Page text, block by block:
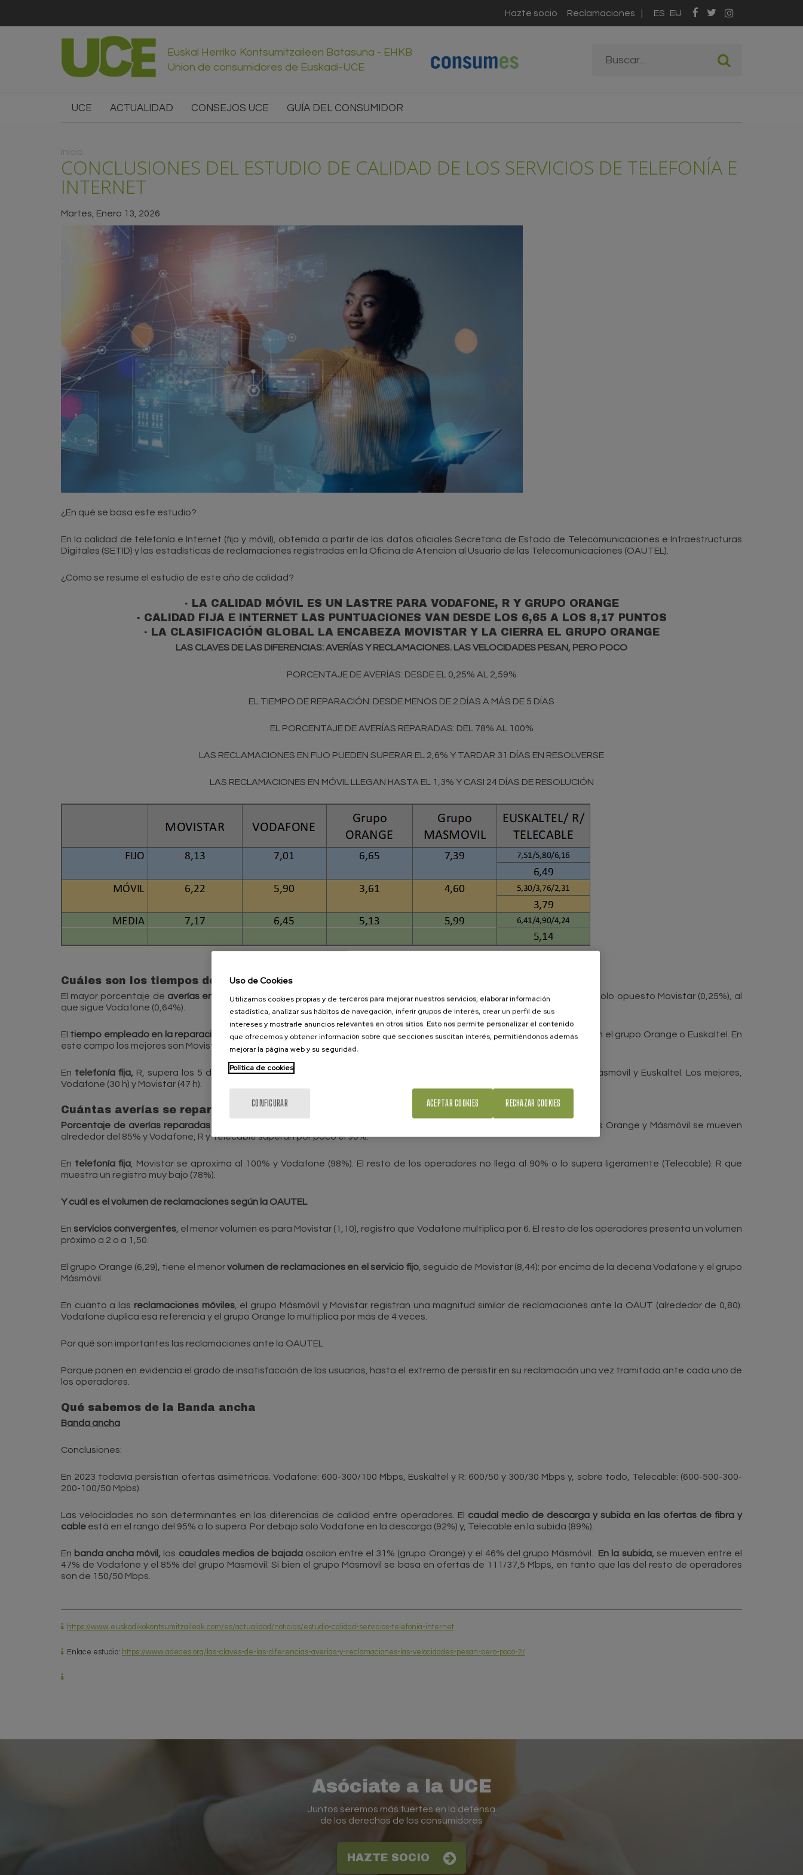
ES EU
Hazte socio Reclamaciones
Euskal Herriko Kontsumitzaileen Batasuna - EHKB
Union de consumidores de Euskadi-UCE
búsqueda
UCE ACTUALIDAD CONSEJOS UCE GUÍA DEL CONSUMIDOR
Usted está aquí
Inicio
CONCLUSIONES DEL ESTUDIO DE CALIDAD DE LOS SERVICIOS DE TELEFONÍA E
INTERNET
Martes, Enero 13, 2026
¿En qué se basa este estudio?
En la calidad de telefonía e Internet (fijo y móvil), obtenida a partir de los datos oficiales Secretaria de Estado de Telecomunicaciones e Infraestructuras
Digitales (SETID) y las estadísticas de reclamaciones registradas en la Oficina de Atención al Usuario de las Telecomunicaciones (OAUTEL).
¿Cómo se resume el estudio de este año de calidad?
· LA CALIDAD MÓVIL ES UN LASTRE PARA VODAFONE, R Y GRUPO ORANGE
· CALIDAD FIJA E INTERNET LAS PUNTUACIONES VAN DESDE LOS 6,65 A LOS 8,17 PUNTOS
· LA CLASIFICACIÓN GLOBAL LA ENCABEZA MOVISTAR Y LA CIERRA EL GRUPO ORANGE
LAS CLAVES DE LAS DIFERENCIAS: AVERÍAS Y RECLAMACIONES. LAS VELOCIDADES PESAN, PERO POCO
PORCENTAJE DE AVERÍAS: DESDE EL 0,25% AL 2,59%
EL TIEMPO DE REPARACIÓN: DESDE MENOS DE 2 DÍAS A MÁS DE 5 DÍAS
EL PORCENTAJE DE AVERÍAS REPARADAS: DEL 78% AL 100%
LAS RECLAMACIONES EN FIJO PUEDEN SUPERAR EL 2,6% Y TARDAR 31 DÍAS EN RESOLVERSE
LAS RECLAMACIONES EN MÓVIL LLEGAN HASTA EL 1,3% Y CASI 24 DÍAS DE RESOLUCIÓN
Cuáles son los tiempos de reparación de averías
El mayor porcentaje de averías en Internetes para Telecable (2,59%), seguido muy de cerca por Euskaltel (2,54%). En el polo opuesto Movistar (0,25%), al
que sigue Vodafone (0,64%).
El tiempo empleado en la reparación de averíasenInternet,los tiempos pueden superar las 100 h (4 días), como ocurre con el grupo Orange o Euskaltel. En
este campo los mejores son Movistar (46 h) y Telecable (52 h).
En telefonía fija, R, supera los 5 días (130 h) y el grupo Orange se acerca a ellos (113 h)
Cerca de los 4 días el grupo Másmóvil y Euskaltel. Los mejores,
Vodafone (30 h) y Movistar (47 h).
Cuántas averías se reparan en el plazo que dice el operador
Porcentaje de averías reparadas en el tiempo objetivo en Internet
: Movistar se aproxima al 100%, Euskaltel y los grupos Orange y Másmóvil se mueven
alrededor del 85% y Vodafone, R y Telecable superan por poco el 90%.
En telefonía fija , Movistar se aproxima al 100% y Vodafone (98%). El resto de los operadores no llega al 90% o lo supera ligeramente (Telecable). R que
muestra un registro muy bajo (78%).
Y cuál es el volumen de reclamaciones según la OAUTEL
Enservicios convergentes , el menor volumen es para Movistar (1,10), registro que Vodafone multiplica por 6. El resto de los operadores presenta un volumen
próximo a 2 o a 1,50.
El grupo Orange (6,29), tiene el menorvolumen de reclamaciones en el servicio fijo, seguido de Movistar (8,44); por encima de la decena Vodafone y el grupo
Másmóvil.
En cuanto a las reclamaciones móviles, el grupo Másmóvil y Movistar registran una magnitud similar de reclamaciones ante la OAUT (alrededor de 0,80).
Vodafone duplica esa referencia y el grupo Orange lo multiplica por más de 4 veces.
Por qué son importantes las reclamaciones ante la OAUTEL
Porque ponen en evidencia el grado de insatisfacción de los usuarios, hasta el extremo de persistir en su reclamación una vez tramitada ante cada uno de
los operadores.
Qué sabemos de la Banda ancha
Banda ancha
Conclusiones:
En 2023 todavía persistían ofertas asimétricas. Vodafone: 600-300/100 Mbps, Euskaltel y R: 600/50 y 300/30 Mbps y, sobre todo, Telecable: (600-500-300-
200-100/50 Mpbs).
Las velocidades no son determinantes en las diferencias de calidad entre operadores. El caudal medio de descarga y subida en las ofertas de fibra y
cable está en el rango del 95% o lo supera. Por debajo solo Vodafone en la descarga (92%) y, Telecable en la subida (89%).
En banda ancha móvil, los caudales medios de bajada oscilan entre el 31% (grupo Orange) y el 46% del grupo Másmóvil. En la subida, se mueven entre el
47% de Vodafone y el 85% del grupo Másmóvil. Si bien el grupo Másmóvil se basa en ofertas de 111/37,5 Mbps, en tanto que las del resto de operadores
son de 150/50 Mbps.
https://www.euskadikokontsumitzaileak.com/es/actualidad/noticias/estudio-calidad-servicios-telefonia-internet
Enlace estudio: https://www.adeces.org/las-claves-de-las-diferencias-averias-y-reclamaciones-las-velocidades-pesan-pero-poco-2/
Asóciate a la UCE
Juntos seremos más fuertes en la defensa
de los derechos de los consumidores
HAZTE SOCIO
Uso de Cookies
Utilizamos cookies propias y de terceros para mejorar nuestros servicios, elaborar información
estadística, analizar sus hábitos de navegación, inferir grupos de interés, crear un perfil de sus
intereses y mostrarle anuncios relevantes en otros sitios. Esto nos permite personalizar el contenido
que ofrecemos y obtener información sobre qué secciones suscitan interés, permitiéndonos además
mejorar la página web y su seguridad.
Política de cookies
CONFIGURAR RECHAZAR COOKIES
ACEPTAR COOKIES